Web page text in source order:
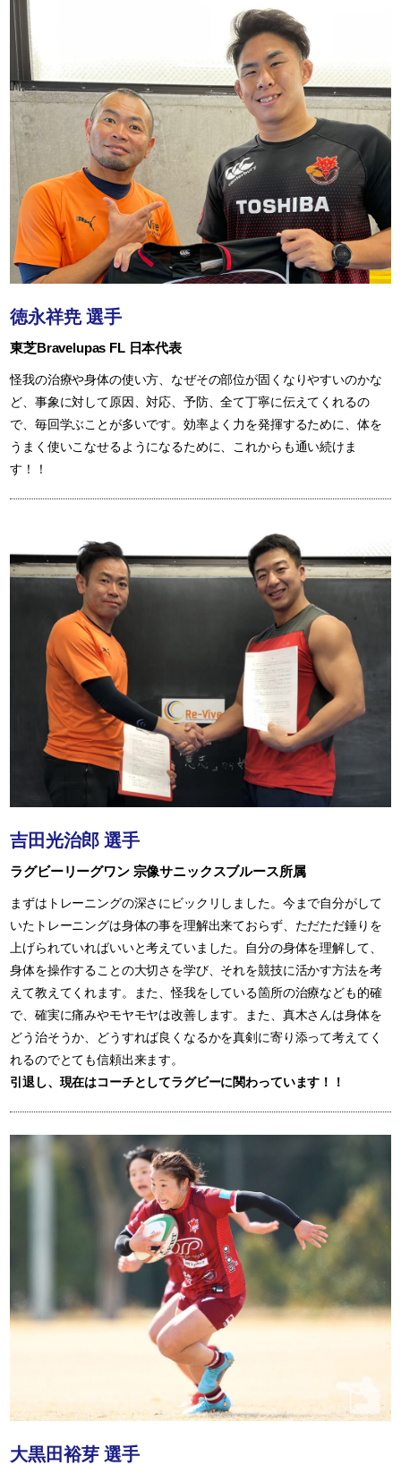
徳永祥尭 選手
東芝Bravelupas FL 日本代表
怪我の治療や身体の使い方、なぜその部位が固くなりやすいのかな
ど、事象に対して原因、対応、予防、全て丁寧に伝えてくれるの
で、毎回学ぶことが多いです。効率よく力を発揮するために、体を
うまく使いこなせるようになるために、これからも通い続けま
す！！
吉田光治郎 選手
ラグビーリーグワン 宗像サニックスブルース所属
まずはトレーニングの深さにビックリしました。今まで自分がして
いたトレーニングは身体の事を理解出来ておらず、ただただ錘りを
上げられていればいいと考えていました。自分の身体を理解して、
身体を操作することの大切さを学び、それを競技に活かす方法を考
えて教えてくれます。また、怪我をしている箇所の治療なども的確
で、確実に痛みやモヤモヤは改善します。また、真木さんは身体を
どう治そうか、どうすれば良くなるかを真剣に寄り添って考えてく
れるのでとても信頼出来ます。
引退し、現在はコーチとしてラグビーに関わっています！！
大黒田裕芽 選手